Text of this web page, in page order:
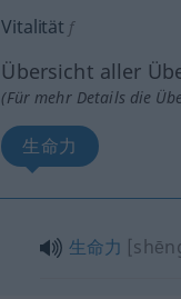
Vitalität f
Übersicht aller
(Für mehr Details die
生命力
生命力